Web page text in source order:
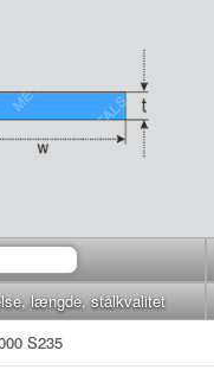
længde, stålkvalitet
S235